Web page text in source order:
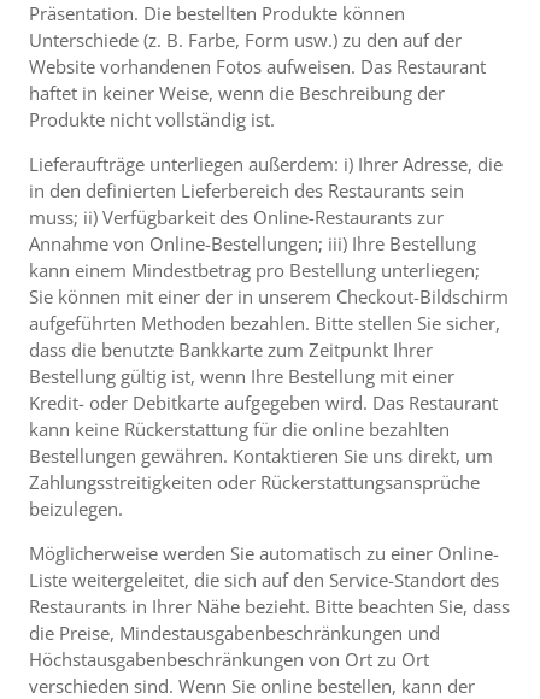
Präsentation. Die bestellten Produkte können
Unterschiede (z. B. Farbe, Form usw.) zu den auf der
Website vorhandenen Fotos aufweisen. Das Restaurant
haftet in keiner Weise, wenn die Beschreibung der
Produkte nicht vollständig ist.
Lieferaufträge unterliegen außerdem: i) Ihrer Adresse, die
in den definierten Lieferbereich des Restaurants sein
muss; ii) Verfügbarkeit des Online-Restaurants zur
Annahme von Online-Bestellungen; iii) Ihre Bestellung
kann einem Mindestbetrag pro Bestellung unterliegen;
Sie können mit einer der in unserem Checkout-Bildschirm
aufgeführten Methoden bezahlen. Bitte stellen Sie sicher,
dass die benutzte Bankkarte zum Zeitpunkt Ihrer
Bestellung gültig ist, wenn Ihre Bestellung mit einer
Kredit- oder Debitkarte aufgegeben wird. Das Restaurant
kann keine Rückerstattung für die online bezahlten
Bestellungen gewähren. Kontaktieren Sie uns direkt, um
Zahlungsstreitigkeiten oder Rückerstattungsansprüche
beizulegen.
Möglicherweise werden Sie automatisch zu einer Online-
Liste weitergeleitet, die sich auf den Service-Standort des
Restaurants in Ihrer Nähe bezieht. Bitte beachten Sie, dass
die Preise, Mindestausgabenbeschränkungen und
Höchstausgabenbeschränkungen von Ort zu Ort
verschieden sind. Wenn Sie online bestellen, kann der